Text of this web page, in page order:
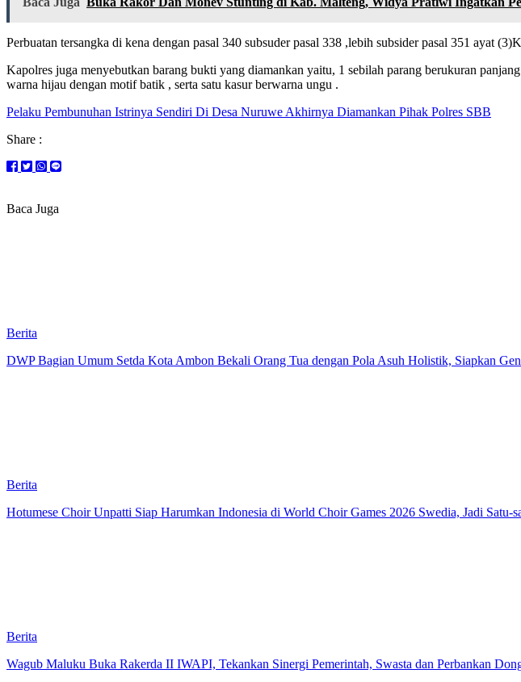
Perbuatan tersangka di kena dengan pasal 340 subsuder pasal 338 ,lebih subsider pasal 351 ayat
Kapolres juga menyebutkan barang bukti yang diamankan yaitu, 1 sebilah parang berukuran
warna hijau dengan motif batik , serta satu kasur berwarna ungu .
Pelaku Pembunuhan Istrinya Sendiri Di Desa Nuruwe Akhirnya Diamankan Pihak Polres SBB
Share :
Baca Juga
Berita
DWP Bagian Umum Setda Kota Ambon Bekali Orang Tua dengan Pola Asuh Holistik, Siapkan
Berita
Hotumese Choir Unpatti Siap Harumkan Indonesia di World Choir Games 2026 Swedia, Jadi Satu-
Berita
Wagub Maluku Buka Rakerda II IWAPI, Tekankan Sinergi Pemerintah, Swasta dan Perbankan